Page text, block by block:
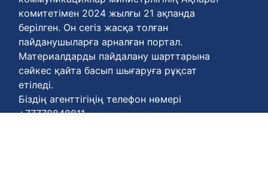
комитетімен 2024 жылғы 21 ақпанда
берілген. Он сегіз жасқа толған
пайданушыларға арналған портал.
Материалдарды пайдалану шарттарына
сәйкес қайта басып шығаруға рұқсат
етіледі.
Біздің агенттігіңің телефон нөмері
+77778848811